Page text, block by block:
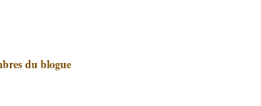
du blogue